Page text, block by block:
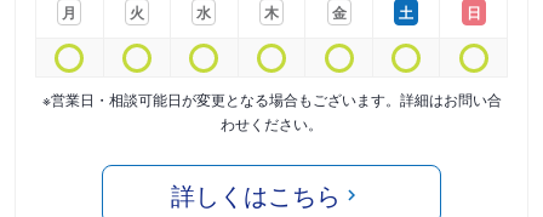
月
火
水
木
金
土
日
※営業日・相談可能日が変更となる場合もございます。詳細はお問い合
わせください。
詳しくはこちら